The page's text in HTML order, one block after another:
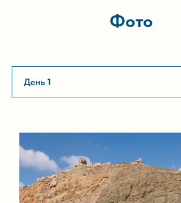
Фото